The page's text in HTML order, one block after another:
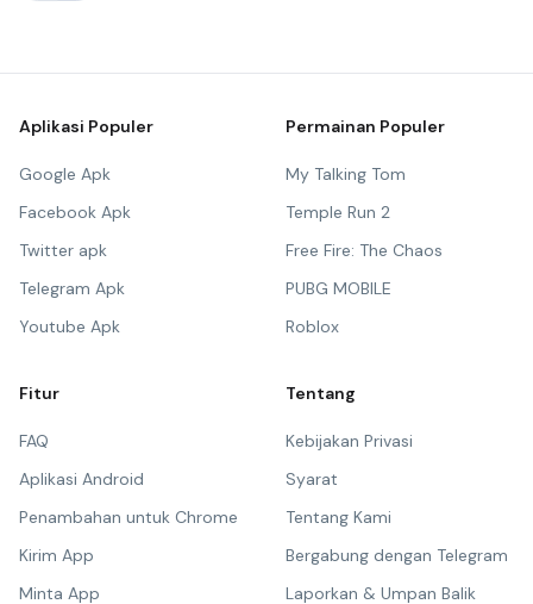
Aplikasi Populer
Google Apk
Facebook Apk
Twitter apk
Telegram Apk
Youtube Apk
Permainan Populer
My Talking Tom
Temple Run 2
Free Fire: The Chaos
PUBG MOBILE
Roblox
Fitur
FAQ
Aplikasi Android
Penambahan untuk Chrome
Kirim App
Minta App
Tentang
Kebijakan Privasi
Syarat
Tentang Kami
Bergabung dengan Telegram
Laporkan & Umpan Balik